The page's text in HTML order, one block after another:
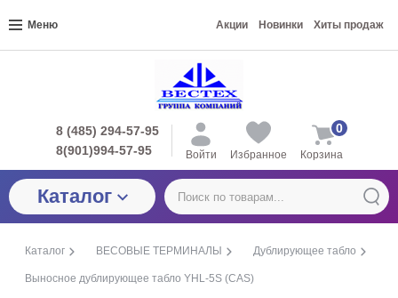
Меню Акции Новинки Хиты продаж
8 (485) 294-57-95
8(901)994-57-95
Войти Избранное Корзина
0
Каталог
Каталог ВЕСОВЫЕ ТЕРМИНАЛЫ Дублирующее табло
Выносное дублирующее табло YHL-5S (CAS)